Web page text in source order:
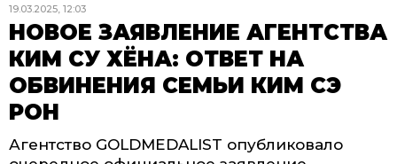
19.03.2025, 12:03
НОВОЕ ЗАЯВЛЕНИЕ АГЕНТСТВА
КИМ СУ ХЁНА: ОТВЕТ НА
ОБВИНЕНИЯ СЕМЬИ КИМ СЭ
РОН
Агентство GOLDMEDALIST опубликовало